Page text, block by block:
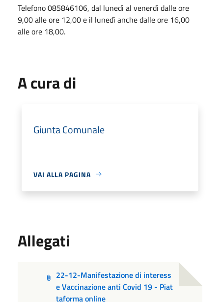
Telefono 085846106, dal lunedì al venerdì dalle ore
9,00 alle ore 12,00 e il lunedì anche dalle ore 16,00
alle ore 18,00.
A cura di
Giunta Comunale
VAI ALLA PAGINA
Allegati
22-12-Manifestazione di interess
e Vaccinazione anti Covid 19 - Piat
taforma online